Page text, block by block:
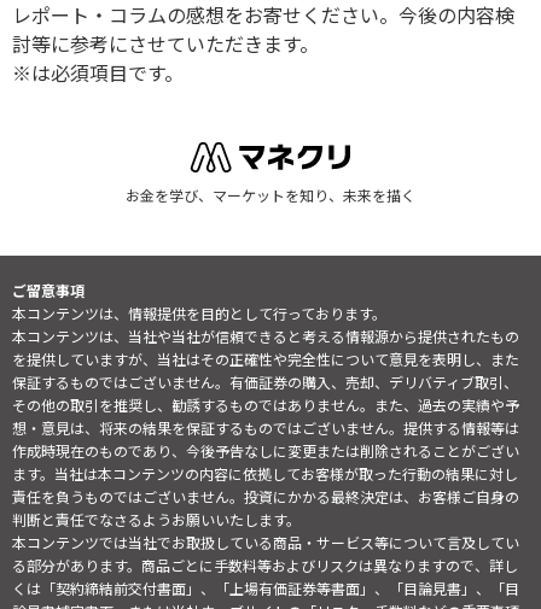
レポート・コラムの感想をお寄せください。今後の内容検
討等に参考にさせていただきます。
※は必須項目です。
お金を学び、マーケットを知り、未来を描く
ご留意事項
本コンテンツは、情報提供を目的として行っております。
本コンテンツは、当社や当社が信頼できると考える情報源から提供されたもの
を提供していますが、当社はその正確性や完全性について意見を表明し、また
保証するものではございません。有価証券の購入、売却、デリバティブ取引、
その他の取引を推奨し、勧誘するものではありません。また、過去の実績や予
想・意見は、将来の結果を保証するものではございません。提供する情報等は
作成時現在のものであり、今後予告なしに変更または削除されることがござい
ます。当社は本コンテンツの内容に依拠してお客様が取った行動の結果に対し
責任を負うものではございません。投資にかかる最終決定は、お客様ご自身の
判断と責任でなさるようお願いいたします。
本コンテンツでは当社でお取扱している商品・サービス等について言及してい
る部分があります。商品ごとに手数料等およびリスクは異なりますので、詳し
くは「契約締結前交付書面」、「上場有価証券等書面」、「目論見書」、「目